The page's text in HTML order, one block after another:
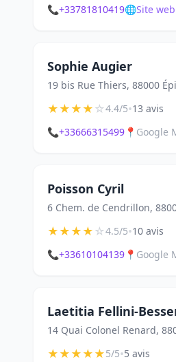
📞+33781810419🌐Site web
Sophie Augier
19 bis Rue Thiers, 88000
★★★★☆4.4/5•13 avis
📞+33666315499 📍 Google
Poisson Cyril
6 Chem. de Cendrillon,
★★★★☆4.5/5•10 avis
📞+33610104139 📍 Google
Laetitia Fellini-
14 Quai Colonel Renard,
★★★★★5/5•5 avis